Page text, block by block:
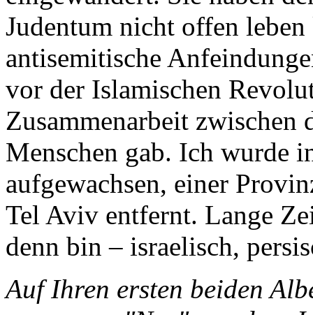
Judentum nicht offen
antisemitische
vor der Islamischen
Zusammenarbeit zwischen
Menschen gab. Ich wurde
aufgewachsen, einer
Tel Aviv entfernt. Lange
denn bin – israelisch,
Auf Ihren ersten beiden